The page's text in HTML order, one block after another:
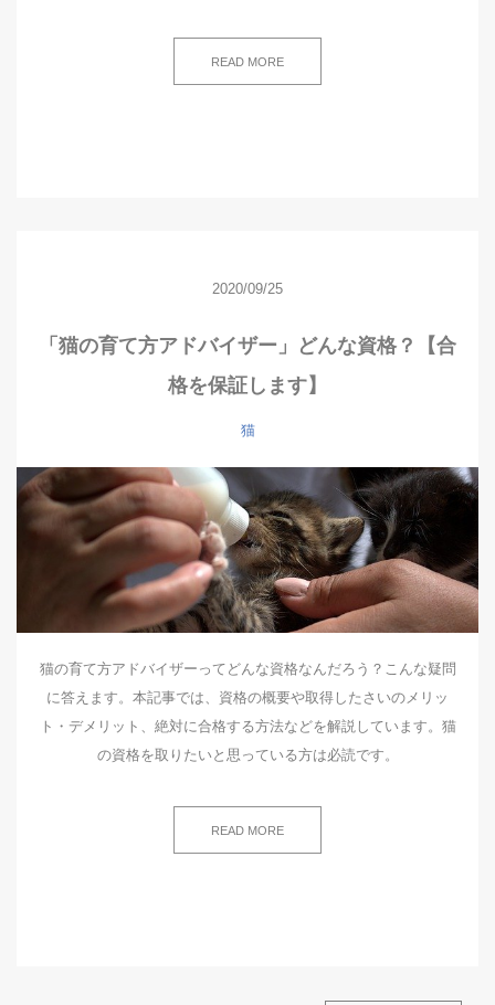
READ MORE
2020/09/25
「猫の育て方アドバイザー」どんな資格？【合
格を保証します】
猫
猫の育て方アドバイザーってどんな資格なんだろう？こんな疑問
に答えます。本記事では、資格の概要や取得したさいのメリッ
ト・デメリット、絶対に合格する方法などを解説しています。猫
の資格を取りたいと思っている方は必読です。
READ MORE